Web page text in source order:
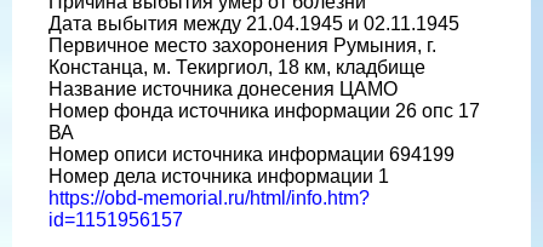
Дата выбытия между 21.04.1945 и 02.11.1945
Первичное место захоронения Румыния, г.
Констанца, м. Текиргиол, 18 км, кладбище
Название источника донесения ЦАМО
Номер фонда источника информации 26 опс 17
ВА
Номер описи источника информации 694199
Номер дела источника информации 1
https://obd-memorial.ru/html/info.htm?
id=1151956157